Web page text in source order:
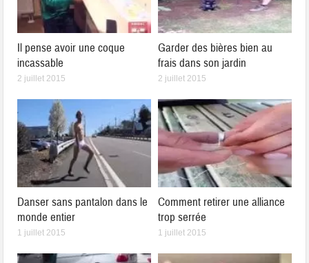
Il pense avoir une coque
incassable
2 juillet 2015
Garder des bières bien au
frais dans son jardin
2 juillet 2015
Danser sans pantalon dans le
monde entier
1 juillet 2015
Comment retirer une alliance
trop serrée
1 juillet 2015